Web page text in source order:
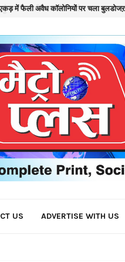
में फैली अवैध कॉलोनियों पर चला बुलडोजऱ
US ADVERTISE WITH US